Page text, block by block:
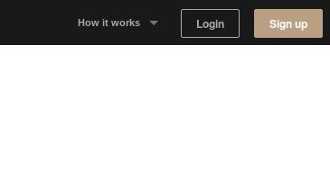
How it works Login Sign up